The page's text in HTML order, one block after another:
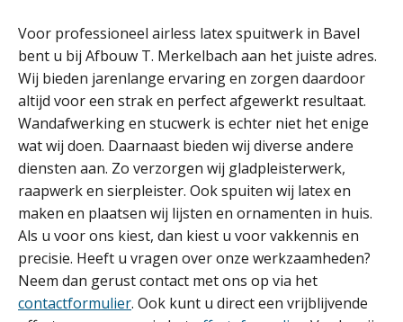
Voor professioneel airless latex spuitwerk in Bavel
bent u bij Afbouw T. Merkelbach aan het juiste adres.
Wij bieden jarenlange ervaring en zorgen daardoor
altijd voor een strak en perfect afgewerkt resultaat.
Wandafwerking en stucwerk is echter niet het enige
wat wij doen. Daarnaast bieden wij diverse andere
diensten aan. Zo verzorgen wij gladpleisterwerk,
raapwerk en sierpleister. Ook spuiten wij latex en
maken en plaatsen wij lijsten en ornamenten in huis.
Als u voor ons kiest, dan kiest u voor vakkennis en
precisie. Heeft u vragen over onze werkzaamheden?
Neem dan gerust contact met ons op via het
contactformulier. Ook kunt u direct een vrijblijvende